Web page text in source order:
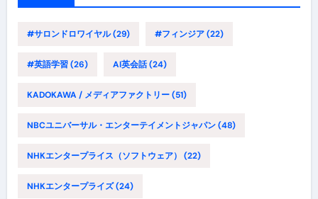
#サロンドロワイヤル(29) #フィンジア(22)
#英語学習(26) AI英会話(24)
KADOKAWA / メディアファクトリー(51)
NBCユニバーサル・エンターテイメントジャパン(48)
NHKエンタープライス（ソフトウェア） (22)
NHKエンタープライズ(24)